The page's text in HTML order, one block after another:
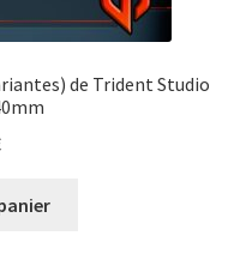
de Trident Studio